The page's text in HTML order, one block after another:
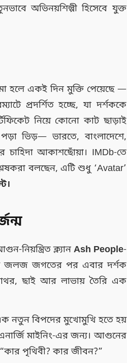
অভিনয়শিল্পী হিসেবে যুক্ত
হলে একই দিন মুক্তি পেয়েছে —
প্রদর্শিত হচ্ছে, যা দর্শককে
নিয়ে কোনো কাট ছাড়াই
ভিড়— ভারতে, বাংলাদেশে,
আকাশছোঁয়া। IMDb-তে
বলছেন, এটি শুধু ‘Avatar’
নিয়ন্ত্রিত ক্ল্যান Ash People-
জলজ জগতের পর এবার দর্শক
ছাই আর লাভায় তৈরি এক
নতুন বিপদের মুখোমুখি হতে হয়
মাইনিং-এর জন্য। আগুনের
পৃথিবী? কার জীবন?”